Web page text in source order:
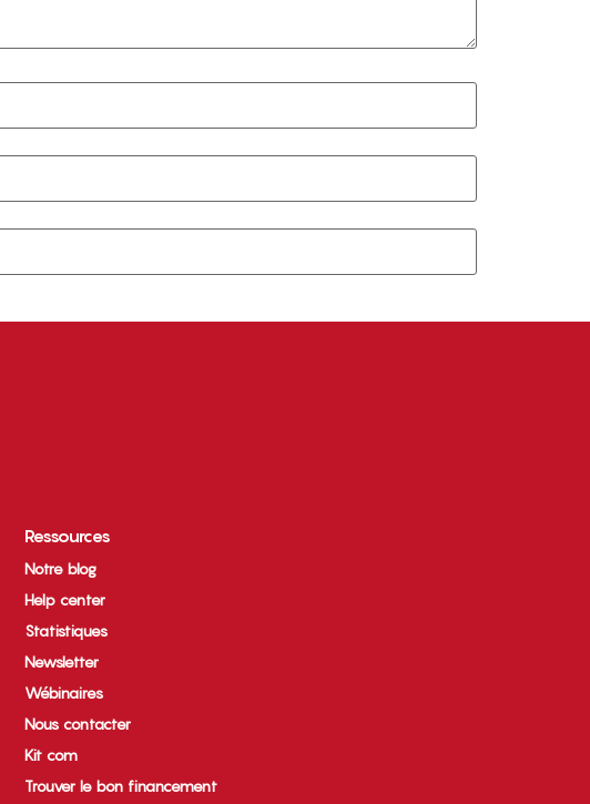
Ressources
Notre blog
Help center
Statistiques
Newsletter
Wébinaires
Nous contacter
Kit com
Trouver le bon financement